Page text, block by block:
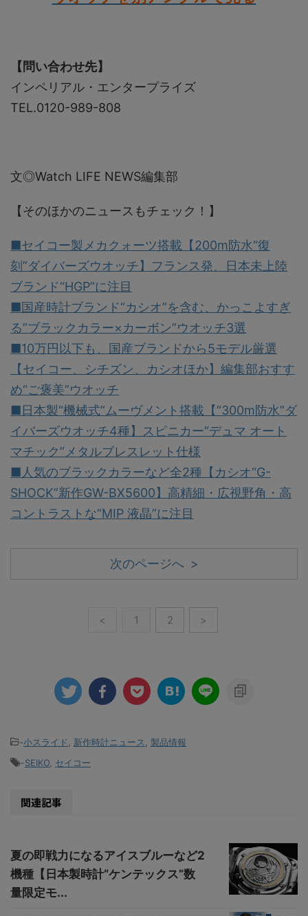
【問い合わせ先】
インペリアル・エンタープライズ
TEL.0120-989-808
文◎Watch LIFE NEWS編集部
【そのほかのニュースもチェック！】
■セイコー製メカクォーツ搭載【200m防水“復
刻”ダイバーズウオッチ】フランス発、日本未上陸
ブランド“HGP”に注目
■国産時計ブランド“カシオ”を含む、かっこよすぎ
る”ブラックカラー×カーボン”ウオッチ3選
■10万円以下も、国産ブランドから5モデル厳選
【セイコー、シチズン、カシオほか】編集部おすす
め“ご褒美”ウオッチ
■日本製“機械式”ムーヴメント搭載【“300m防水”ダ
イバーズウオッチ4種】スピニカー“デュマ オート
マチック”メタルブレスレット仕様
■人気のブラックカラーなど全2種【カシオ“G-
SHOCK”新作GW-BX5600】高精細・広視野角・高
コントラストな“MIP 液晶”に注目
次のページへ >
< 1 2 >
-小スライド 新作時計ニュース
製品情報
-SEIKO セイコー
関連記事
夏の即戦力になるアイスブルーなど2
機種【日本製時計“ケンテックス”数
量限定モ...